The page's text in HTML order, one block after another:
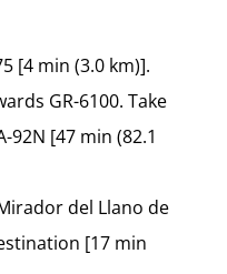
[4 min (3.0 km)].
GR-6100. Take
92N [47 min (82.1
del Llano de
[17 min